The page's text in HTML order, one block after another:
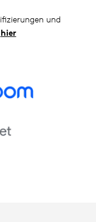
und
hier